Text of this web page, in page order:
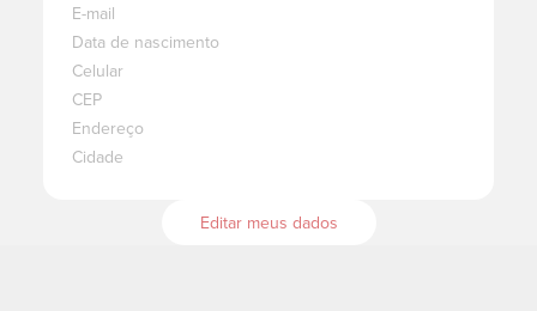
E-mail
Data de nascimento
Celular
CEP
Endereço
Cidade
Editar meus dados